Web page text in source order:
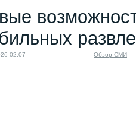
02:07 Обзор СМИ